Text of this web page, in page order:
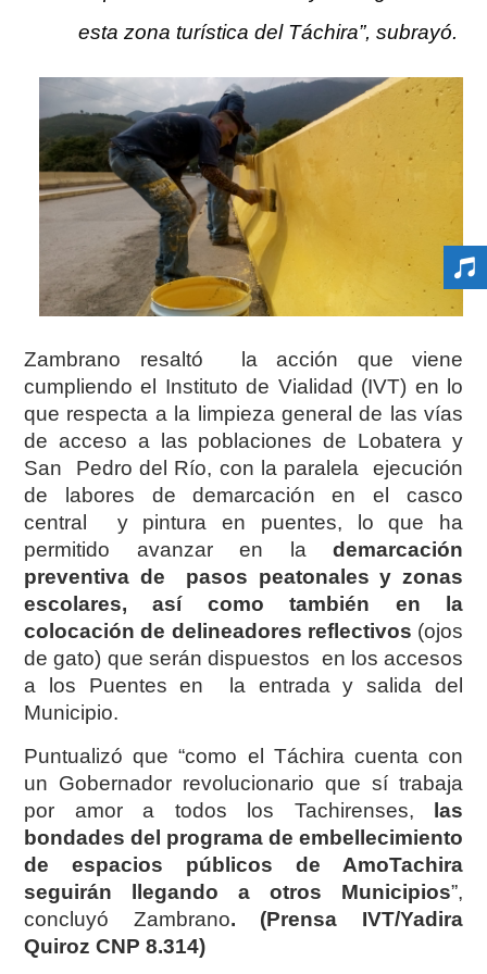
esta zona turística del Táchira”, subrayó.
Zambrano resaltó la acción que viene
cumpliendo el Instituto de Vialidad (IVT) en lo
que respecta a la limpieza general de las vías
de acceso a las poblaciones de Lobatera y
San Pedro del Río, con la paralela ejecución
de labores de demarcación en el casco
central y pintura en puentes, lo que ha
permitido avanzar en la demarcación
preventiva de pasos peatonales y zonas
escolares, así como también en la
colocación de delineadores reflectivos (ojos
de gato) que serán dispuestos en los accesos
a los Puentes en la entrada y salida del
Municipio.
Puntualizó que “como el Táchira cuenta con
un Gobernador revolucionario que sí trabaja
por amor a todos los Tachirenses, las
bondades del programa de embellecimiento
de espacios públicos de AmoTachira
seguirán llegando a otros Municipios”,
concluyó Zambrano. (Prensa IVT/Yadira
Quiroz CNP 8.314)